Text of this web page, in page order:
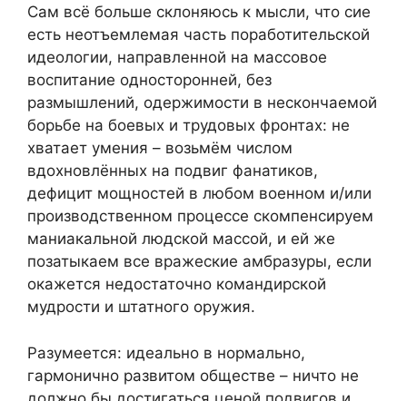
Сам всё больше склоняюсь к мысли, что сие
есть неотъемлемая часть поработительской
идеологии, направленной на массовое
воспитание односторонней, без
размышлений, одержимости в нескончаемой
борьбе на боевых и трудовых фронтах: не
хватает умения – возьмём числом
вдохновлённых на подвиг фанатиков,
дефицит мощностей в любом военном и/или
производственном процессе скомпенсируем
маниакальной людской массой, и ей же
позатыкаем все вражеские амбразуры, если
окажется недостаточно командирской
мудрости и штатного оружия.
Разумеется: идеально в нормально,
гармонично развитом обществе – ничто не